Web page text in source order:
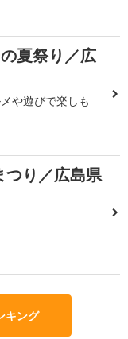
夏祭り／広
や遊びで楽しも
つり／広島県
キング